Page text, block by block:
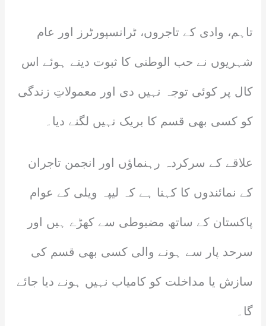
تاہم، وادی کے تاجروں، ٹرانسپورٹرز اور عام
شہریوں نے حب الوطنی کا ثبوت دیتے ہوئے اس
کال پر کوئی توجہ نہیں دی اور معمولاتِ زندگی
کو کسی بھی قسم کا بریک نہیں لگنے دیا۔
علاقے کے سرکردہ رہنماؤں اور انجمن تاجران
کے نمائندوں کا کہنا ہے کہ لیپہ ویلی کے عوام
پاکستان کے ساتھ مضبوطی سے کھڑے ہیں اور
سرحد پار سے ہونے والی کسی بھی قسم کی
سازش یا مداخلت کو کامیاب نہیں ہونے دیا جائے
گا۔